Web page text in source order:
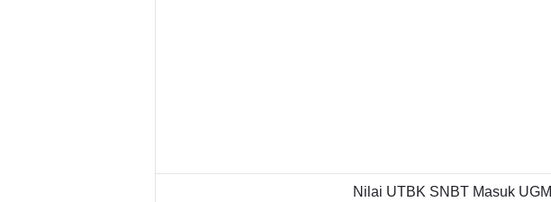
Nilai UTBK SNBT Masuk UGM